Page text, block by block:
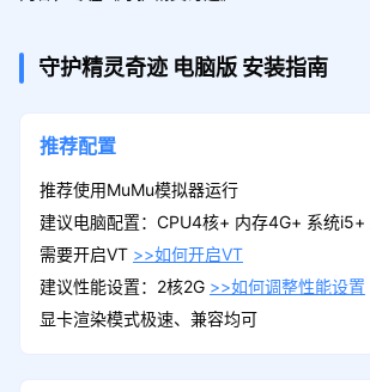
守护精灵奇迹 电脑版 安装指南
推荐配置
推荐使用MuMu模拟器运行
建议电脑配置：CPU4核+ 内存4G+ 系统
需要开启VT >>如何开启VT
建议性能设置：2核2G >>如何调整性能设置
显卡渲染模式极速、兼容均可